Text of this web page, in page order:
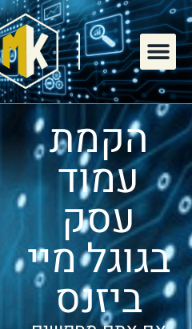
הקמת
עמוד
עסק
בגוגל מיי
ביזנס